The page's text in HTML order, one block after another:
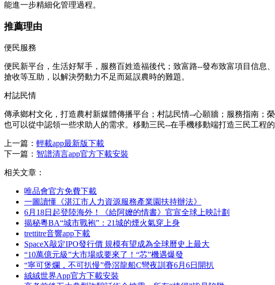
能進一步精細化管理過程。
推薦理由
便民服務
便民新平台，生活好幫手，服務百姓造福後代；致富路--發布致富項目信息
搶收等互助，以解決勞動力不足而延誤農時的難題。
村誌民情
傳承鄉村文化，打造農村新媒體傳播平台；村誌民情--心願牆；服務指南；
也可以從中認領一些求助人的需求。移動三民--在手機移動端打造三民工程
上一篇： 輕載app最新版下載
下一篇： 智譜清言app官方下載安裝
相关文章：
唯品會官方免費下載
一圖讀懂《湛江市人力資源服務產業園扶持辦法》
6月18日起登陸海外！《給阿嬤的情書》官宣全球上映計劃
揭秘粵BA“城市戰袍”：21城的煙火氣穿上身
trettitre音響app下載
SpaceX敲定IPO發行價 規模有望成為全球曆史上最大
“10萬億元級”大市場或要來了！“芯”機遇爆發
“寧可煲爛，不可扒慢”疊滘龍船C彎夜訓賽6月6日開扒
絨絨世界App官方下載安裝